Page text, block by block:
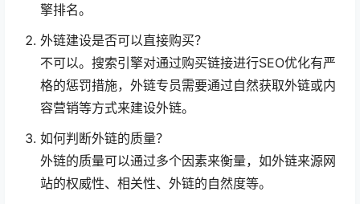
擎排名。
外链建设是否可以直接购买？
不可以。搜索引擎对通过购买链接进行SEO优化有严
格的惩罚措施，外链专员需要通过自然获取外链或内
容营销等方式来建设外链。
如何判断外链的质量？
外链的质量可以通过多个因素来衡量，如外链来源网
站的权威性、相关性、外链的自然度等。